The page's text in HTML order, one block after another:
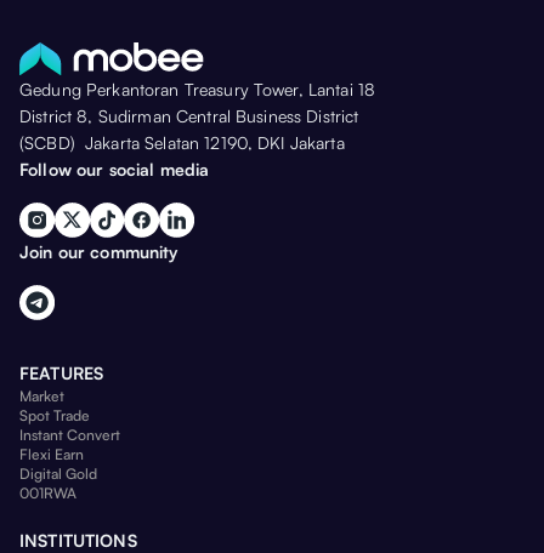
Gedung Perkantoran Treasury Tower, Lantai 18
District 8, Sudirman Central Business District
(SCBD) Jakarta Selatan 12190, DKI Jakarta
Follow our social media
Join our community
FEATURES
Market
Spot Trade
Instant Convert
Flexi Earn
Digital Gold
001RWA
INSTITUTIONS